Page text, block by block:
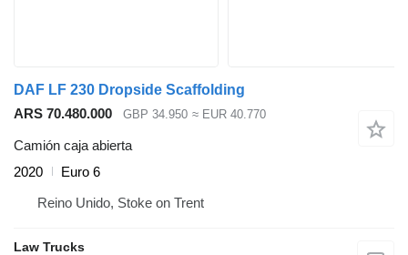
DAF LF 230 Dropside Scaffolding
ARS 70.480.000
GBP 34.950 ≈ EUR 40.770
Camión caja abierta
2020
Euro 6
Reino Unido, Stoke on Trent
Law Trucks